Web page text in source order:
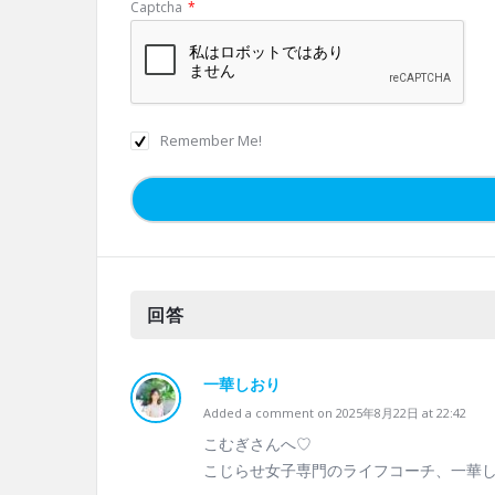
Captcha *
Remember Me!
回答
一華しおり
Added a comment on 2025年8月22日 at 22:42
こむぎさんへ♡
こじらせ女子専門のライフコーチ、一華し